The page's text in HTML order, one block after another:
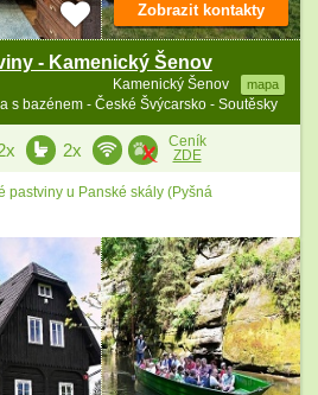
- Kamenický Šenov
Kamenický Šenov mapa
s bazénem - České Švýcarsko - Soutěsky
Zobrazit kontakty
2x
Ceník
ZDE
pastviny u Panské skály (Pyšná